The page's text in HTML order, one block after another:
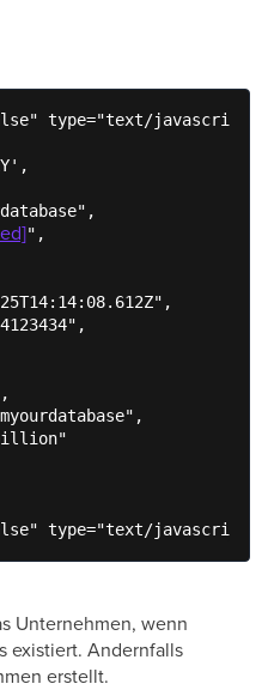
type="text/javascript">
",
type="text/
Unternehmen, wenn
existiert. Andernfalls
erstellt.